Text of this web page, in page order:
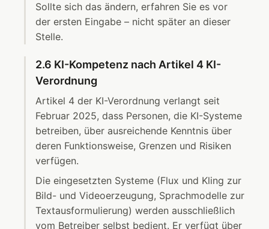
Sollte sich das ändern, erfahren Sie es vor
der ersten Eingabe – nicht später an dieser
Stelle.
2.6 KI-Kompetenz nach Artikel 4 KI-
Verordnung
Artikel 4 der KI-Verordnung verlangt seit
Februar 2025, dass Personen, die KI-Systeme
betreiben, über ausreichende Kenntnis über
deren Funktionsweise, Grenzen und Risiken
verfügen.
Die eingesetzten Systeme (Flux und Kling zur
Bild- und Videoerzeugung, Sprachmodelle zur
Textausformulierung) werden ausschließlich
vom Betreiber selbst bedient. Er verfügt über